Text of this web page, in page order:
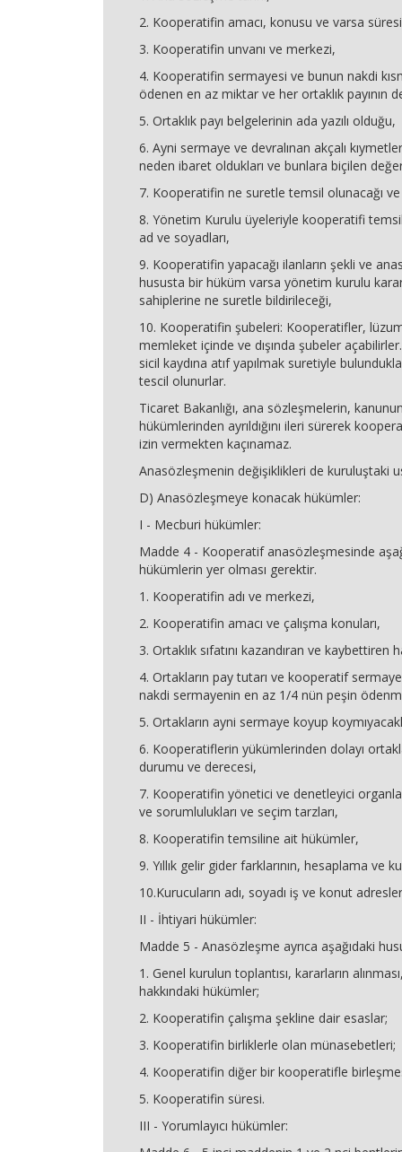
2. Kooperatifin amacı, konusu ve varsa
3. Kooperatifin unvanı ve merkezi,
4. Kooperatifin sermayesi ve bunun nakdi
ödenen en az miktar ve her ortaklık payının
5. Ortaklık payı belgelerinin ada yazılı olduğu,
6. Ayni sermaye ve devralınan akçalı
neden ibaret oldukları ve bunlara biçilen
7. Kooperatifin ne suretle temsil olunacağı
8. Yönetim Kurulu üyeleriyle kooperatifi
ad ve soyadları,
9. Kooperatifin yapacağı ilanların şekli ve
hususta bir hüküm varsa yönetim kurulu
sahiplerine ne suretle bildirileceği,
10. Kooperatifin şubeleri: Kooperatifler,
memleket içinde ve dışında şubeler
sicil kaydına atıf yapılmak suretiyle
tescil olunurlar.
Ticaret Bakanlığı, ana sözleşmelerin,
hükümlerinden ayrıldığını ileri sürerek
izin vermekten kaçınamaz.
Anasözleşmenin değişiklikleri de kuruluştaki
D) Anasözleşmeye konacak hükümler:
I - Mecburi hükümler:
Madde 4 - Kooperatif anasözleşmesinde
hükümlerin yer olması gerektir.
1. Kooperatifin adı ve merkezi,
2. Kooperatifin amacı ve çalışma konuları,
3. Ortaklık sıfatını kazandıran ve kaybettiren
4. Ortakların pay tutarı ve kooperatif
nakdi sermayenin en az 1/4 nün peşin
5. Ortakların ayni sermaye koyup
6. Kooperatiflerin yükümlerinden dolayı
durumu ve derecesi,
7. Kooperatifin yönetici ve denetleyici
ve sorumlulukları ve seçim tarzları,
8. Kooperatifin temsiline ait hükümler,
9. Yıllık gelir gider farklarının, hesaplama ve
10.Kurucuların adı, soyadı iş ve konut
II - İhtiyari hükümler:
Madde 5 - Anasözleşme ayrıca aşağıdaki
1. Genel kurulun toplantısı, kararların
hakkındaki hükümler;
2. Kooperatifin çalışma şekline dair esaslar;
3. Kooperatifin birliklerle olan münasebetleri;
4. Kooperatifin diğer bir kooperatifle
5. Kooperatifin süresi.
III - Yorumlayıcı hükümler: